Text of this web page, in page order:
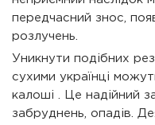
передчасний знос,
розлучень.
Уникнути подібних
сухими українці
калоші . Це надійний
забруднень, опадів.